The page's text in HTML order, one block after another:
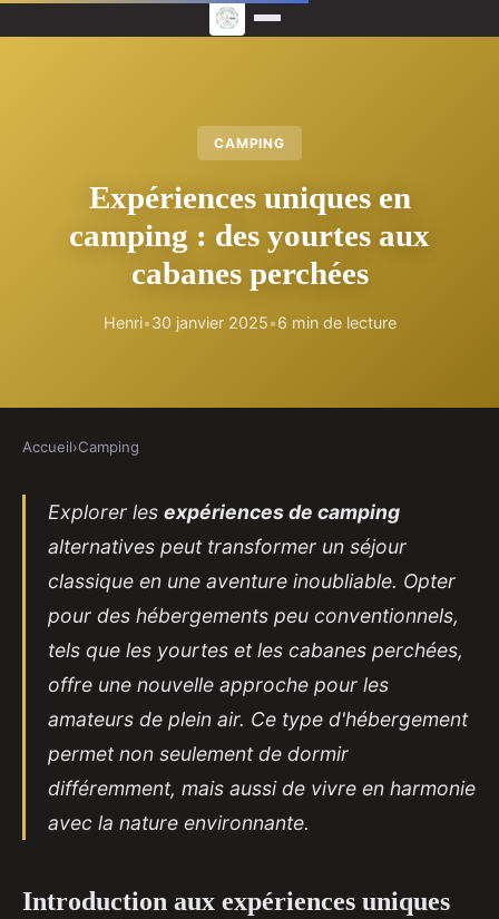
CAMPING
Expériences uniques en
camping : des yourtes aux
cabanes perchées
Henri•30 janvier 2025•6 min de lecture
Accueil›Camping
Explorer les expériences de camping
alternatives peut transformer un séjour
classique en une aventure inoubliable. Opter
pour des hébergements peu conventionnels,
tels que les yourtes et les cabanes perchées,
offre une nouvelle approche pour les
amateurs de plein air. Ce type d'hébergement
permet non seulement de dormir
différemment, mais aussi de vivre en harmonie
avec la nature environnante.
Introduction aux expériences uniques